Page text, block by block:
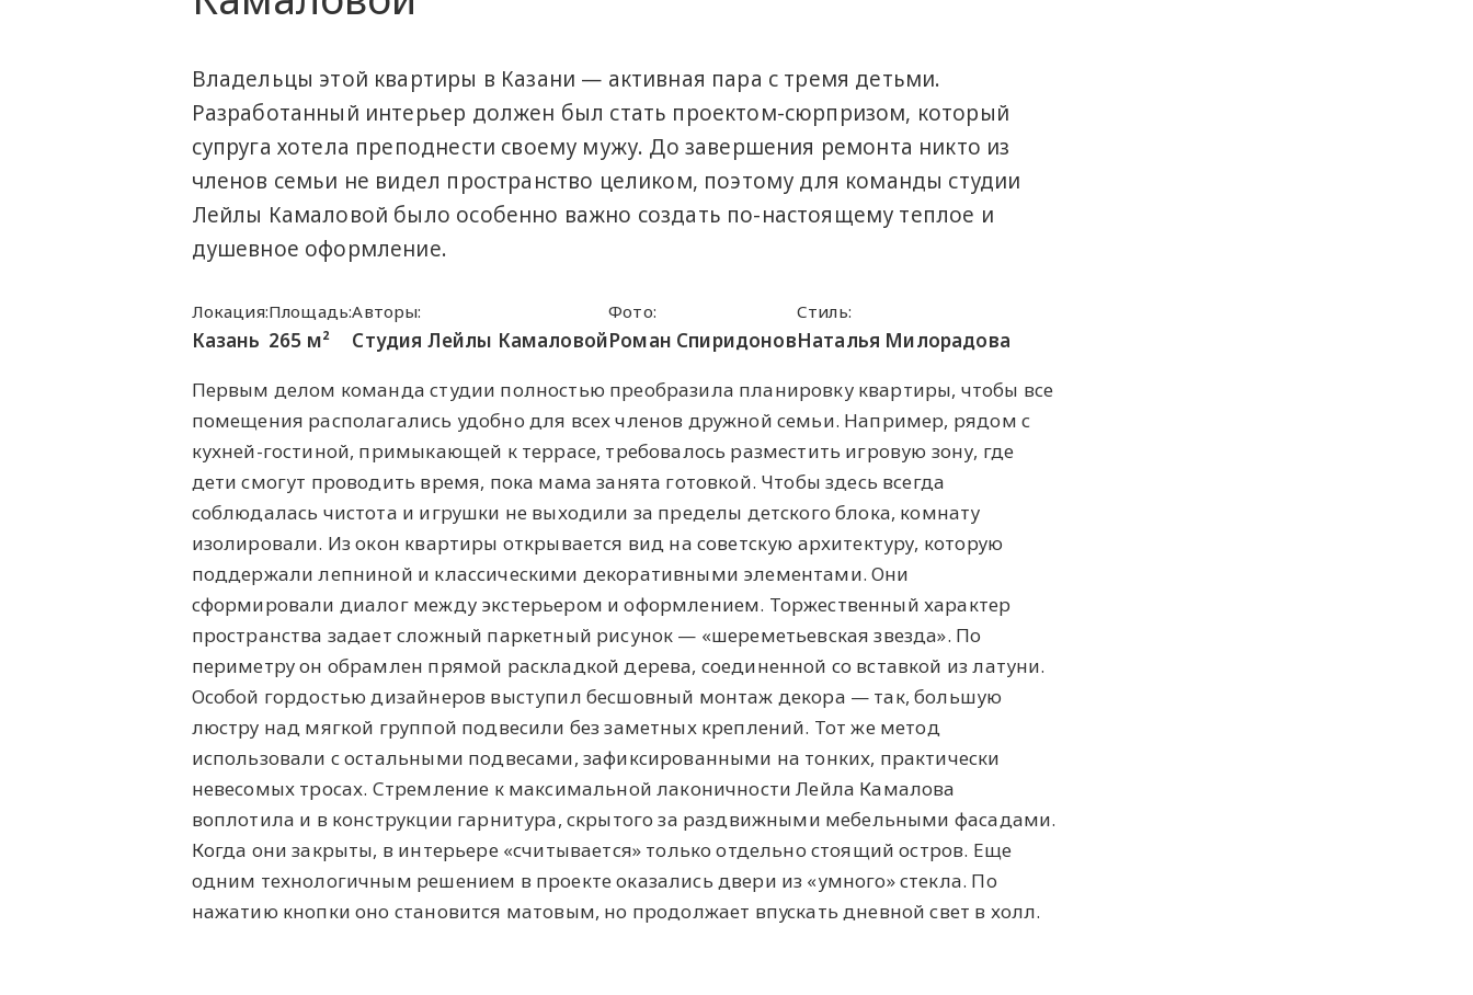
Владельцы этой квартиры в Казани — активная пара с тремя детьми.
Разработанный интерьер должен был стать проектом-сюрпризом, который
супруга хотела преподнести своему мужу. До завершения ремонта никто из
членов семьи не видел пространство целиком, поэтому для команды студии
Лейлы Камаловой было особенно важно создать по-настоящему теплое и
душевное оформление.
Локация:
Казань
Площадь:
265 м²
Авторы:
Студия Лейлы Камаловой
Фото:
Роман Спиридонов
Стиль:
Наталья Милорадова
Первым делом команда студии полностью преобразила планировку квартиры, чтобы все
помещения располагались удобно для всех членов дружной семьи. Например, рядом с
кухней-гостиной, примыкающей к террасе, требовалось разместить игровую зону, где
дети смогут проводить время, пока мама занята готовкой. Чтобы здесь всегда
соблюдалась чистота и игрушки не выходили за пределы детского блока, комнату
изолировали. Из окон квартиры открывается вид на советскую архитектуру, которую
поддержали лепниной и классическими декоративными элементами. Они
сформировали диалог между экстерьером и оформлением. Торжественный характер
пространства задает сложный паркетный рисунок — «шереметьевская звезда». По
периметру он обрамлен прямой раскладкой дерева, соединенной со вставкой из латуни.
Особой гордостью дизайнеров выступил бесшовный монтаж декора — так, большую
люстру над мягкой группой подвесили без заметных креплений. Тот же метод
использовали с остальными подвесами, зафиксированными на тонких, практически
невесомых тросах. Стремление к максимальной лаконичности Лейла Камалова
воплотила и в конструкции гарнитура, скрытого за раздвижными мебельными фасадами.
Когда они закрыты, в интерьере «считывается» только отдельно стоящий остров. Еще
одним технологичным решением в проекте оказались двери из «умного» стекла. По
нажатию кнопки оно становится матовым, но продолжает впускать дневной свет в холл.